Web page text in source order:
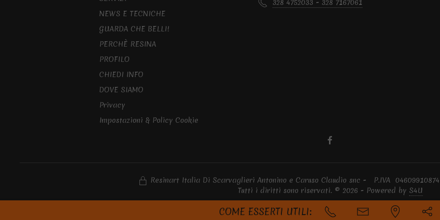
NEWS E TECNICHE
GUARDA CHE BELLI!
PERCHÈ RESINA
PROFILO
CHIEDI INFO
DOVE SIAMO
Privacy
Impostazioni & Policy Cookie
328 4752033 - 328 7167061
Resinart Italia Di Scarvaglieri Antonino e Caruso Claudio snc - P.IVA 04609910874
Tutti i diritti sono riservati. © 2026 - Powered by S4U
COME ESSERTI UTILI: